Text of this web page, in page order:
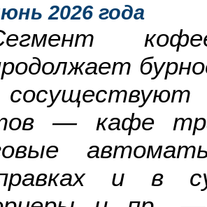
2026 года
— кафе
и в